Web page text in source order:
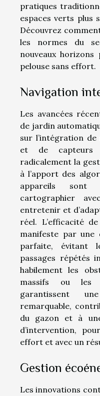
pratiques
espaces verts plus
Découvrez
les normes du
nouveaux
pelouse sans effort.
Navigation
Les avancées
de jardin
sur l’intégration de
et de capteurs
radicalement la
à l’apport des
appareils sont
cartographier
entretenir et
réel. L’efficacité
manifeste par une
parfaite, évitant
passages répétés
habilement les
massifs ou les
garantissent
remarquable,
du gazon et à
d’intervention,
effort et avec un
Gestion
Les innovations